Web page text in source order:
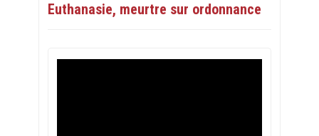
Euthanasie, meurtre sur ordonnance